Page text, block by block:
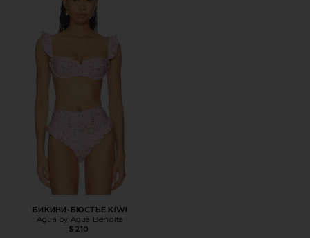
БИКИНИ-БЮСТЬЕ KIWI
Agua by Agua Bendita
$210